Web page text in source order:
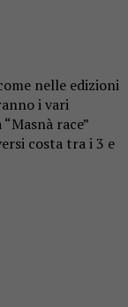
nelle edizioni
i vari
race”
costa tra i 3 e